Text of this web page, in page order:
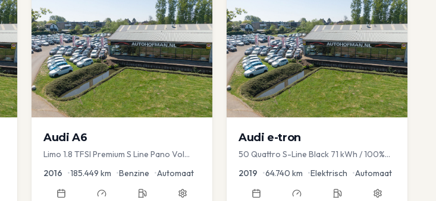
Audi A6
Limo 1.8 TFSI Premium S Line Pano Vol
aKlep
2016 •185.449 km •Benzine •Automaat
Audi e-tron
50 Quattro S-Line Black 71 kWh / 100%
2019 •64.740 km •Elektrisch •Automaat